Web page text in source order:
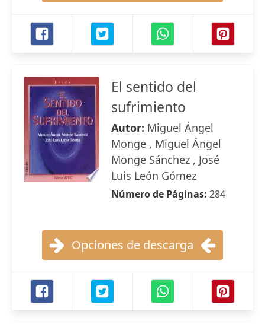
El sentido del
sufrimiento
Autor: Miguel Ángel
Monge , Miguel Ángel
Monge Sánchez , José
Luis León Gómez
Número de Páginas: 284
Opciones de descarga